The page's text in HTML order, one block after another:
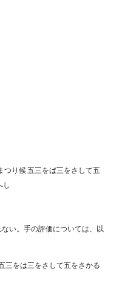
つり候 五三をば三をさして五
し
い。手の評価については、以
三をは三をさして五をさかる